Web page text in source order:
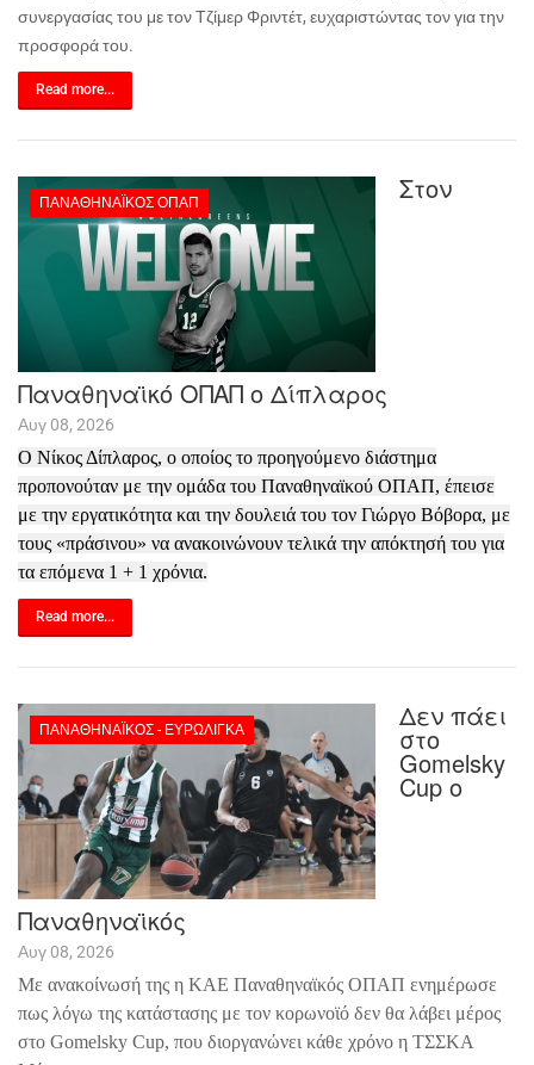
συνεργασίας του με τον Τζίμερ Φριντέτ, ευχαριστώντας τον για την
προσφορά του.
Read more...
ΠΑΝΑΘΗΝΑΪΚΌΣ ΟΠΑΠ Στον
Παναθηναϊκό ΟΠΑΠ ο Δίπλαρος
Αυγ 08, 2026
Ο Νίκος Δίπλαρος, ο οποίος το προηγούμενο διάστημα
προπονούταν με την ομάδα του Παναθηναϊκού ΟΠΑΠ, έπεισε
με την εργατικότητα και την δουλειά του τον Γιώργο Βόβορα, με
τους «πράσινου» να ανακοινώνουν τελικά την απόκτησή του για
τα επόμενα 1 + 1 χρόνια.
Read more...
ΠΑΝΑΘΗΝΑΪΚΌΣ - ΕΥΡΩΛΊΓΚΑ Δεν πάει
στο
Gomelsky
Cup ο
Παναθηναϊκός
Αυγ 08, 2026
Με ανακοίνωσή της η ΚΑΕ Παναθηναϊκός ΟΠΑΠ ενημέρωσε
πως λόγω της κατάστασης με τον κορωνοϊό δεν θα λάβει μέρος
στο Gomelsky Cup, που διοργανώνει κάθε χρόνο η ΤΣΣΚΑ